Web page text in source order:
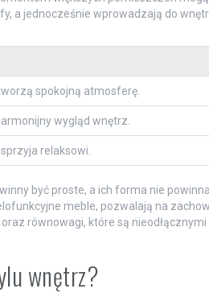
a jednocześnie wprowadzają do
spokojną atmosferę.
wygląd wnętrz.
relaksowi.
być proste, a ich forma nie
meble, pozwalają na
równowagi, które są
wnętrz?